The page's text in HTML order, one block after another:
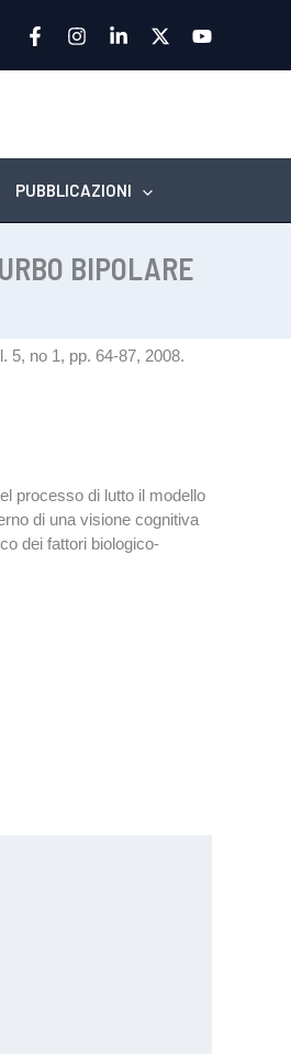
PUBBLICAZIONI
BIPOLARE
5, no 1, pp. 64-87, 2008.
processo di lutto il modello
di una visione cognitiva
dei fattori biologico-